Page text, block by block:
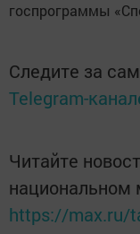
госпрограммы
Следите за
Telegram-
Читайте
https://max.ru/